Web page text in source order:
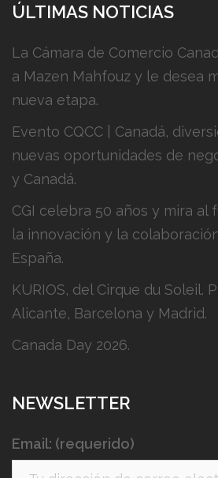
ÚLTIMAS NOTICIAS
La Cámara de Comercio
a Mazen Mahfouz y le desea
nueva etapa.
Evento CQCC | Canadá,
nuevas oportunidades de
y Canadá.
CGI celebra 50 años y mira al
la innovación y la
España.
KURIOS, del Cirque du Soleil.
Alicante, Barcelona y Madrid.
Canada Day 2026.
NEWSLETTER
Email: (requerido)